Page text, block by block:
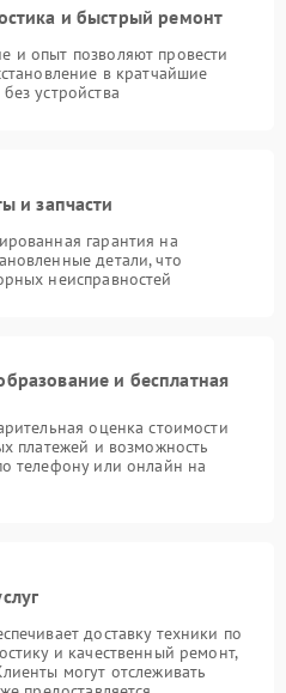
и быстрый ремонт
и опыт позволяют провести
в кратчайшие
устройства
и запчасти
гарантия на
детали, что
неисправностей
и бесплатная
оценка стоимости
платежей и возможность
телефону или онлайн на
доставку техники по
и качественный ремонт,
могут отслеживать